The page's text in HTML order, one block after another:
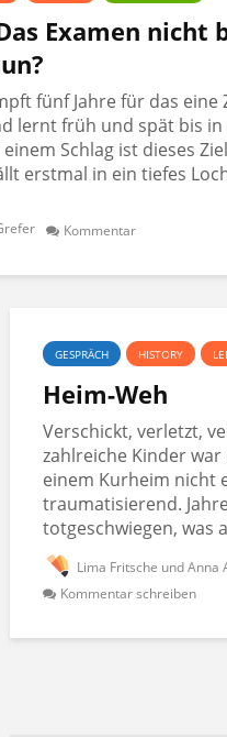
Examen nicht
fünf Jahre für das eine
lernt früh und spät bis
Schlag ist dieses
erstmal in ein tiefes
Kommentar
GESPRÄCH HISTORY
Heim-Weh
Verschickt, verletzt,
zahlreiche Kinder
einem Kurheim nicht
traumatisierend.
totgeschwiegen, was
Lima Fritsche und Anna
Kommentar schreiben